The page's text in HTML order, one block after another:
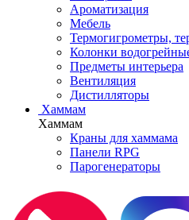
Ароматизация
Мебель
Термогигрометры,
Колонки
Предметы интерьера
Вентиляция
Дистилляторы
Хаммам
Хаммам
Краны для хаммама
Панели RPG
Парогенераторы